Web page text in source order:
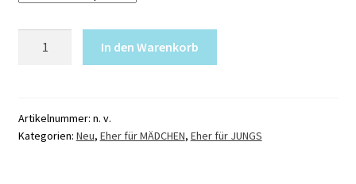
In den Warenkorb
Artikelnummer: n. v.
Kategorien: Neu, Eher für MÄDCHEN, Eher für JUNGS